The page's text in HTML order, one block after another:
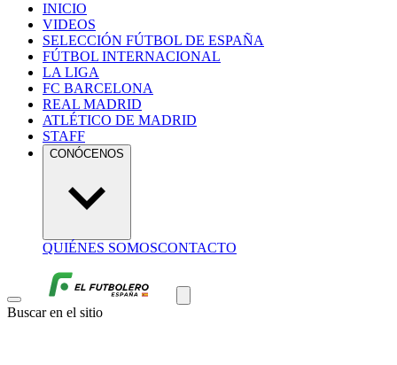
INICIO
VIDEOS
SELECCIÓN FÚTBOL DE ESPAÑA
FÚTBOL INTERNACIONAL
LA LIGA
FC BARCELONA
REAL MADRID
ATLÉTICO DE MADRID
STAFF
CONÓCENOS
QUIÉNES SOMOSCONTACTO
Buscar en el sitio